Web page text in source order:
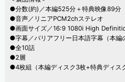
●分数(約)／本編525分＋特典映像89分
●音声／リニアPCM2chステレオ
●画面サイズ／16:9 1080i High
●字幕／バリアフリー日本語字幕（本編
●全10話
●2層
●4枚組（本編ディスク3枚+特典ディス